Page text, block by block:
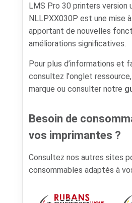
LMS Pro 30 printers version
NLLPXX030P est une mise
apportant de nouvelles
améliorations significatives.
Pour plus d’informations et
consultez l'onglet
marque ou consulter notre
Besoin de
vos imprimantes ?
Consultez nos autres sites
consommables adaptés à